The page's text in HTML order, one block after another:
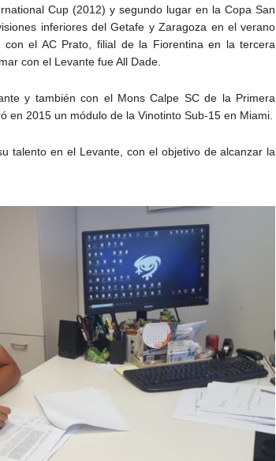
Cup (2012) y segundo lugar en la Copa San
inferiores del Getafe y Zaragoza en el verano
el AC Prato, filial de la Fiorentina en la tercera
con el Levante fue All Dade.
y también con el Mons Calpe SC de la Primera
en 2015 un módulo de la Vinotinto Sub-15 en Miami.
talento en el Levante, con el objetivo de alcanzar la